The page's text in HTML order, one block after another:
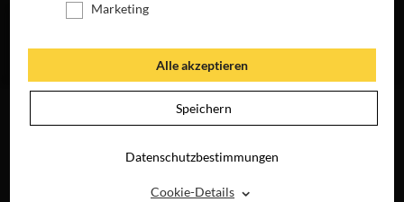
JETZT AUF BLU-
JETZT AUF BLU-
RAY, DVD &
DIGITAL
Marketing
Alle akzeptieren
Speichern
Datenschutzbestimmungen
Cookie-Details ⌃